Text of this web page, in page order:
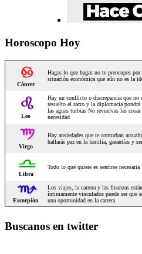
Horoscopo Hoy
Buscanos en twitter